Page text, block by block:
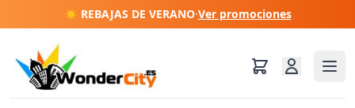
☀️ REBAJAS DE VERANO·Ver promociones